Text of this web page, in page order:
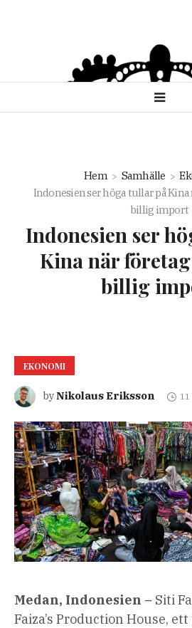
Hem Samhälle
Indonesien ser höga tullar på
billig import
Indonesien ser
Kina när
billig
EKONOMI
byNikolaus Eriksson 11
Medan, Indonesien – Siti
Faiza’s Production House,